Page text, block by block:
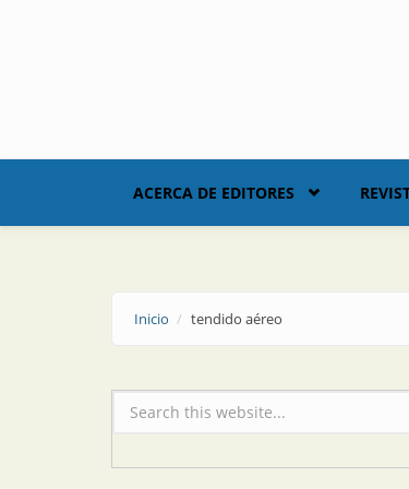
ACERCA DE EDITORES
Inicio tendido aéreo
Formulario de búsqueda